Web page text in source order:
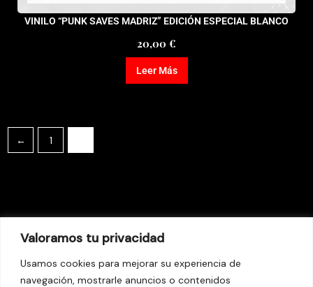
Valoramos tu privacidad
Usamos cookies para mejorar su experiencia de
navegación, mostrarle anuncios o contenidos
VINILO “PUNK SAVES MADRIZ” EDICIÓN ESPECIAL BLANCO
20,00 €
Leer Más
← 1